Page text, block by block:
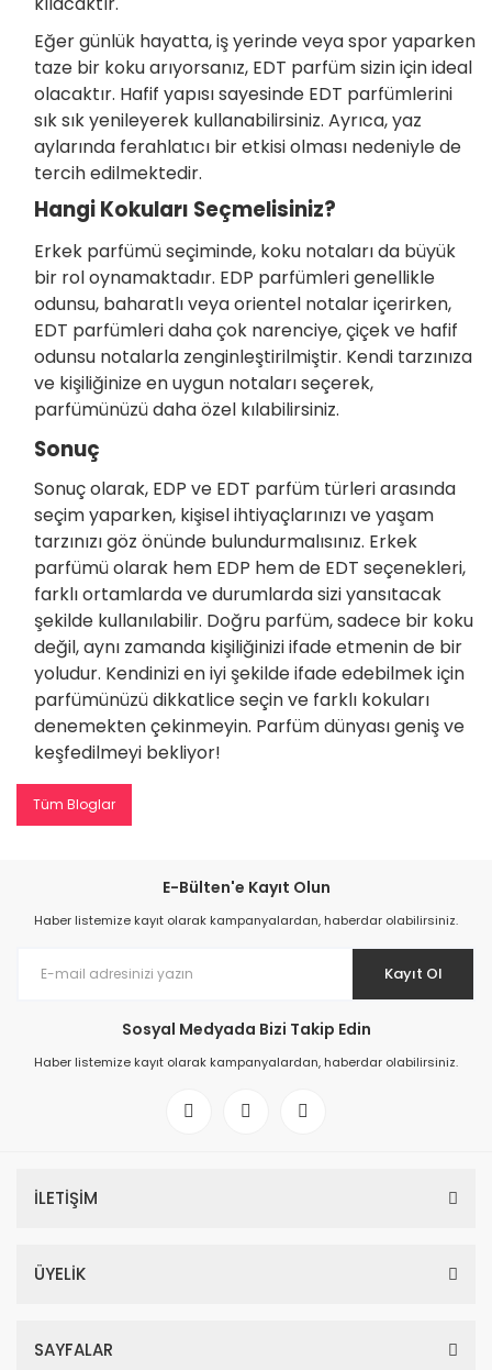
Eğer günlük hayatta, iş yerinde veya spor yaparken
taze bir koku arıyorsanız, EDT parfüm sizin için ideal
olacaktır. Hafif yapısı sayesinde EDT parfümlerini
sık sık yenileyerek kullanabilirsiniz. Ayrıca, yaz
aylarında ferahlatıcı bir etkisi olması nedeniyle de
tercih edilmektedir.
Hangi Kokuları Seçmelisiniz?
Erkek parfümü seçiminde, koku notaları da büyük
bir rol oynamaktadır. EDP parfümleri genellikle
odunsu, baharatlı veya orientel notalar içerirken,
EDT parfümleri daha çok narenciye, çiçek ve hafif
odunsu notalarla zenginleştirilmiştir. Kendi tarzınıza
ve kişiliğinize en uygun notaları seçerek,
parfümünüzü daha özel kılabilirsiniz.
Sonuç
Sonuç olarak, EDP ve EDT parfüm türleri arasında
seçim yaparken, kişisel ihtiyaçlarınızı ve yaşam
tarzınızı göz önünde bulundurmalısınız. Erkek
parfümü olarak hem EDP hem de EDT seçenekleri,
farklı ortamlarda ve durumlarda sizi yansıtacak
şekilde kullanılabilir. Doğru parfüm, sadece bir koku
değil, aynı zamanda kişiliğinizi ifade etmenin de bir
yoludur. Kendinizi en iyi şekilde ifade edebilmek için
parfümünüzü dikkatlice seçin ve farklı kokuları
denemekten çekinmeyin. Parfüm dünyası geniş ve
keşfedilmeyi bekliyor!
Tüm Bloglar
E-Bülten'e Kayıt Olun
Haber listemize kayıt olarak kampanyalardan, haberdar olabilirsiniz.
Kayıt Ol
Sosyal Medyada Bizi Takip Edin
Haber listemize kayıt olarak kampanyalardan, haberdar olabilirsiniz.
İLETİŞİM
ÜYELİK
SAYFALAR